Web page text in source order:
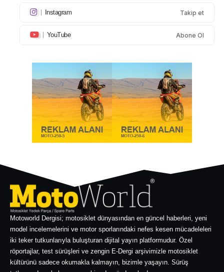
Instagram Takip et
YouTube Abone Ol
Motoworld Dergisi; motosiklet dünyasından en güncel haberleri, yeni
model incelemelerini ve motor sporlarındaki nefes kesen mücadeleleri
iki teker tutkunlarıyla buluşturan dijital yayın platformudur. Özel
röportajlar, test sürüşleri ve zengin E-Dergi arşivimizle motosiklet
kültürünü sadece okumakla kalmayın, bizimle yaşayın. Sürüş